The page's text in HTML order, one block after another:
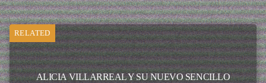
RELATED
ALICIA VILLARREAL Y SU NUEVO SENCILLO